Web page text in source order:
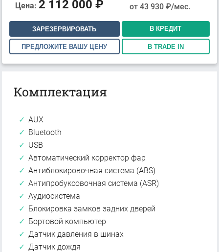
Цена: 2 112 000 ₽ от 43 930₽/мес.
ЗАРЕЗЕРВИРОВАТЬ В КРЕДИТ
ПРЕДЛОЖИТЕ ВАШУ ЦЕНУ В TRADE IN
Комплектация
AUX
Bluetooth
USB
Автоматический корректор фар
Антиблокировочная система (ABS)
Антипробуксовочная система (ASR)
Аудиосистема
Блокировка замков задних дверей
Бортовой компьютер
Датчик давления в шинах
Датчик дождя